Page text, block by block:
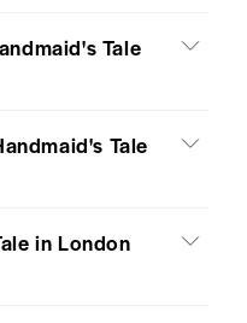
Tale
Tale
in London